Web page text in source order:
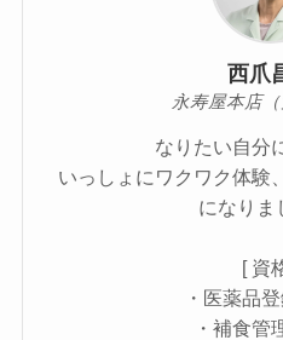
西爪
永寿屋本店
なりたい自分
いっしょにワクワク体験
になりま
[ 資
・医薬品
・補食管